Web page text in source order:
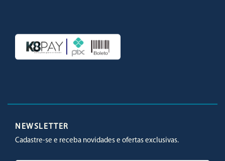
NEWSLETTER
Cadastre-se e receba novidades e ofertas exclusivas.